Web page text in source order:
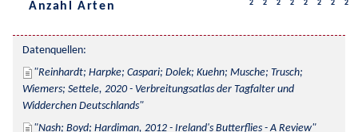
Anzahl Arten 2 2 2 2 2 2 2 2
Datenquellen:
Reinhardt; Harpke; Caspari; Dolek; Kuehn; Musche; Trusch;
Wiemers; Settele, 2020 - Verbreitungsatlas der Tagfalter und
Widderchen Deutschlands
Nash; Boyd; Hardiman, 2012 - Ireland's Butterflies - A Review